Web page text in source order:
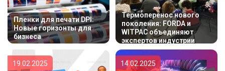
Пленки для печати DPI:
Новые горизонты для
бизнеса
Термоперенос нового
поколения: FORDA и
WITPAC объединяют
экспертов индустрии
19.02.2025 14.02.2025